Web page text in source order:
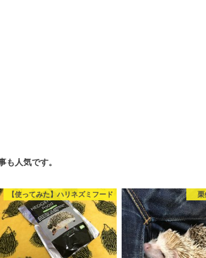
も人気です。
【使ってみた】ハリネズミフード 栗